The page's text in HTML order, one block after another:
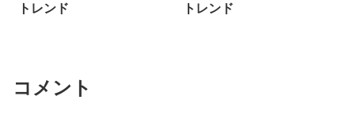
トレンド
トレンド
コメント